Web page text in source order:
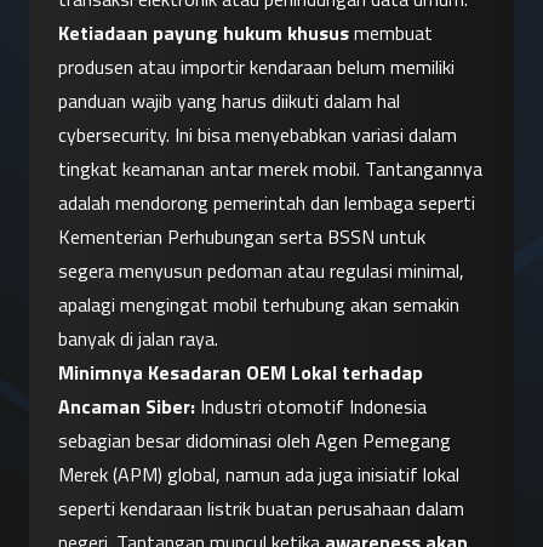
Ketiadaan payung hukum khusus membuat
produsen atau importir kendaraan belum memiliki
panduan wajib yang harus diikuti dalam hal
cybersecurity. Ini bisa menyebabkan variasi dalam
tingkat keamanan antar merek mobil. Tantangannya
adalah mendorong pemerintah dan lembaga seperti
Kementerian Perhubungan serta BSSN untuk
segera menyusun pedoman atau regulasi minimal,
apalagi mengingat mobil terhubung akan semakin
banyak di jalan raya.
Minimnya Kesadaran OEM Lokal terhadap
Ancaman Siber: Industri otomotif Indonesia
sebagian besar didominasi oleh Agen Pemegang
Merek (APM) global, namun ada juga inisiatif lokal
seperti kendaraan listrik buatan perusahaan dalam